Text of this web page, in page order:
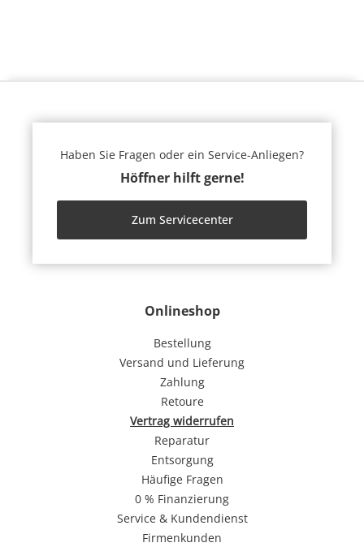
Onlineshop
Bestellung
Versand und Lieferung
Zahlung
Retoure
Vertrag widerrufen
Reparatur
Entsorgung
Häufige Fragen
0 % Finanzierung
Service & Kundendienst
Firmenkunden
Haben Sie Fragen oder ein Service-Anliegen?
Höffner hilft gerne!
Zum Servicecenter